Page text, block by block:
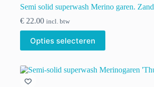
Semi solid superwash Merino garen. Zand
€ 22.00 incl. btw
Opties selecteren
Dit
product
heeft
variaties.
Deze